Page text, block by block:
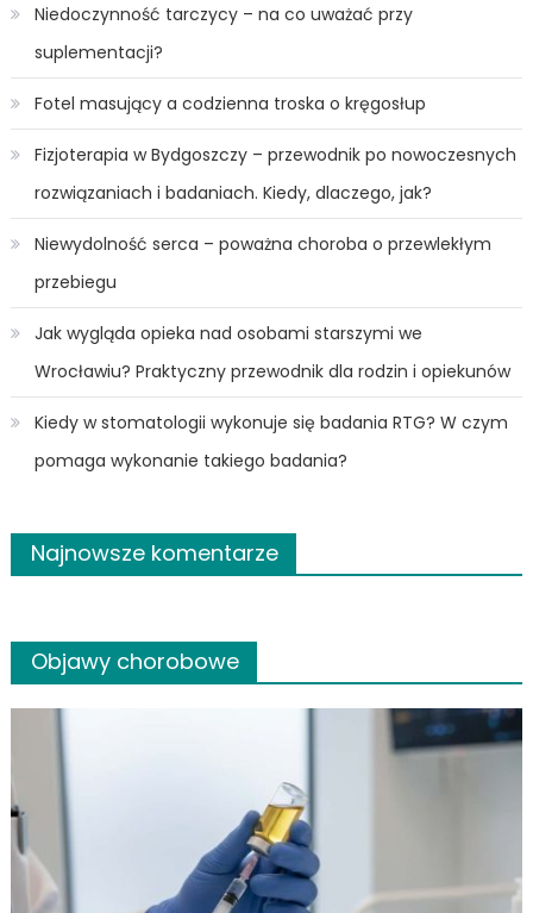
Niedoczynność tarczycy – na co uważać przy
suplementacji?
Fotel masujący a codzienna troska o kręgosłup
Fizjoterapia w Bydgoszczy – przewodnik po nowoczesnych
rozwiązaniach i badaniach. Kiedy, dlaczego, jak?
Niewydolność serca – poważna choroba o przewlekłym
przebiegu
Jak wygląda opieka nad osobami starszymi we
Wrocławiu? Praktyczny przewodnik dla rodzin i opiekunów
Kiedy w stomatologii wykonuje się badania RTG? W czym
pomaga wykonanie takiego badania?
Najnowsze komentarze
Objawy chorobowe